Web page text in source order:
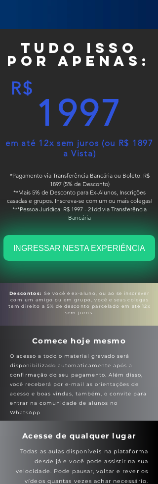
tudo isso
por apenas:
R$
1997
em até 12x sem juros (ou R$ 1897
a Vista)
*Pagamento via Transferência Bancária ou Boleto: R$
1897 (5% de Desconto)
**Mais 5% de Desconto para Ex-Alunos, Inscrições
casadas e grupos. Inscreva-se com um ou mais colegas!
***Pessoa Jurídica: R$ 1997 - 21dd via Transferência
Bancária
INGRESSAR NESTA EXPERIÊNCIA
Descontos: Se você é ex-aluno, ou ao se inscrever
com um amigo ou em grupo, você e seus colegas
tem direito a 5% de desconto parcelado em até 12x
sem juros.
Comece hoje mesmo
O acesso a todo o material gravado será
disponibilizado automaticamente após a
confirmação do seu pagamento. Além disso,
você receberá por e-mail as orientações de
acesso e boas vindas, também, o convite para
entrar na comunidade de alunos no
WhatsApp
Acesse de qualquer lugar
Todas as aulas disponíveis na plataforma
desde já e você pode assistir na sua
velocidade. Pode pausar, voltar e rever os
vídeos quantas vezes achar necessário.